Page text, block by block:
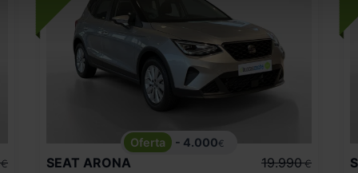
€
- 4.000€
SEAT ARONA
19.990 €